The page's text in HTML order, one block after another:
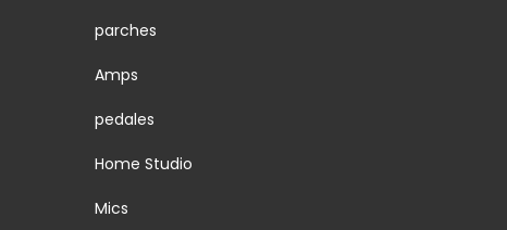
parches
Amps
pedales
Home Studio
Mics